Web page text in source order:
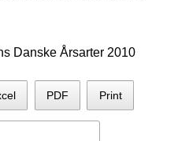
Danske Årsarter 2010
PDF Print